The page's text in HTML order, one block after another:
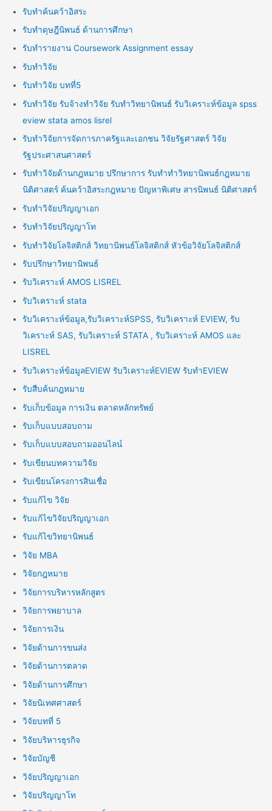
รับทำค้นคว้าอิสระ
รับทำดุษฎีนิพนธ์ ด้านการศึกษา
รับทำรายงาน Coursework Assignment essay
รับทำวิจัย
รับทำวิจัย บทที่5
รับทำวิจัย รับจ้างทำวิจัย รับทำวิทยานิพนธ์ รับวิเคราะห์ข้อมูล spss
eview stata amos lisrel
รับทำวิจัยการจัดการภาครัฐและเอกชน วิจัยรัฐศาสตร์ วิจัย
รัฐประศาสนศาสตร์
รับทำวิจัยด้านกฎหมาย ปรึกษาการ รับทำทำวิทยานิพนธ์กฎหมาย
นิติศาสตร์ ค้นคว้าอิสระกฎหมาย ปัญหาพิเศษ สารนิพนธ์ นิติศาสตร์
รับทำวิจัยปริญญาเอก
รับทำวิจัยปริญญาโท
รับทำวิจัยโลจิสติกส์ วิทยานิพนธ์โลจิสติกส์ หัวข้อวิจัยโลจิสติกส์
รับปรึกษาวิทยานิพนธ์
รับวิเคราะห์ AMOS LISREL
รับวิเคราะห์ stata
รับวิเคราะห์ข้อมูล,รับวิเคราะห์SPSS, รับวิเคราะห์ EVIEW, รับ
วิเคราะห์ SAS, รับวิเคราะห์ STATA , รับวิเคราะห์ AMOS และ
LISREL
รับวิเคราะห์ข้อมูลEVIEW รับวิเคราะห์EVIEW รับทำEVIEW
รับสืบค้นกฎหมาย
รับเก็บข้อมูล การเงิน ตลาดหลักทรัพย์
รับเก็บแบบสอบถาม
รับเก็บแบบสอบถามออนไลน์
รับเขียนบทความวิจัย
รับเขียนโครงการสินเชื่อ
รับแก้ไข วิจัย
รับแก้ไขวิจัยปริญญาเอก
รับแก้ไขวิทยานิพนธ์
วิจัย MBA
วิจัยกฎหมาย
วิจัยการบริหารหลักสูตร
วิจัยการพยาบาล
วิจัยการเงิน
วิจัยด้านการขนส่ง
วิจัยด้านการตลาด
วิจัยด้านการศึกษา
วิจัยนิเทศศาสตร์
วิจัยบทที่ 5
วิจัยบริหารธุรกิจ
วิจัยบัญชี
วิจัยปริญญาเอก
วิจัยปริญญาโท